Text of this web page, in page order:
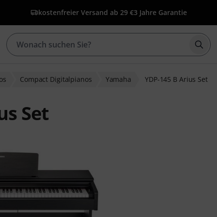
kostenfreier Versand ab 29 €3 Jahre Garantie
Compact Digitalpianos Yamaha YDP-145 B Arius Set
Set